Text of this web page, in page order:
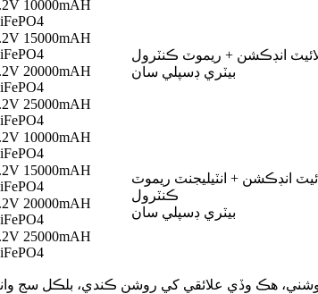
10000mAH
انڊڪشن + ريموٽ ڪنٽرول
بيٽري ڊسپلي سان
15000mAH
20000mAH
25000mAH
10000mAH
انڊڪشن + انٽيليجنٽ ريموٽ
ڪنٽرول
بيٽري ڊسپلي سان
15000mAH
20000mAH
25000mAH